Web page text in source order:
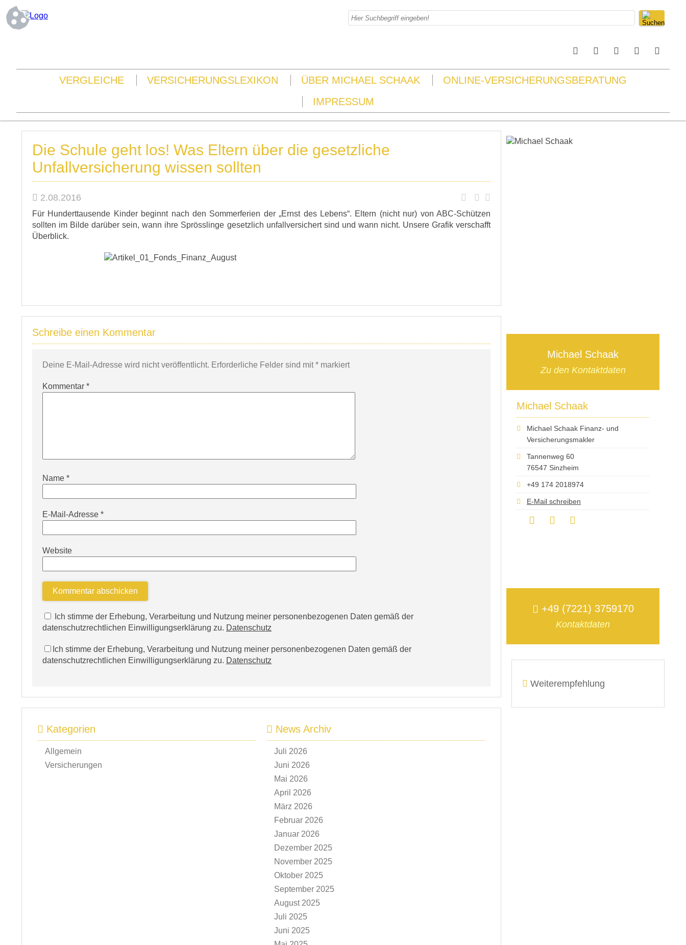
VERGLEICHE VERSICHERUNGSLEXIKON ÜBER MICHAEL SCHAAK
ONLINE-VERSICHERUNGSBERATUNG
IMPRESSUM
Michael Schaak
Zu den Kontaktdaten
Michael Schaak
Michael Schaak Finanz- und
Versicherungsmakler
Tannenweg 60
76547 Sinzheim
+49 174 2018974
E-Mail schreiben
+49 (7221) 3759170
Kontaktdaten
Weiterempfehlung
Die Schule geht los! Was Eltern über die gesetzliche
Unfallversicherung wissen sollten
2.08.2016
Für Hunderttausende Kinder beginnt nach den Sommerferien der „Ernst des Lebens“. Eltern (nicht nur) von ABC-Schützen
sollten im Bilde darüber sein, wann ihre Sprösslinge gesetzlich unfallversichert sind und wann nicht. Unsere Grafik verschafft
Überblick.
Schreibe einen Kommentar
Deine E-Mail-Adresse wird nicht veröffentlicht. Erforderliche Felder sind mit* markiert
Kommentar *
Name *
E-Mail-Adresse *
Website
Ich stimme der Erhebung, Verarbeitung und Nutzung meiner personenbezogenen Daten gemäß der
datenschutzrechtlichen Einwilligungserklärung zu. Datenschutz
Ich stimme der Erhebung, Verarbeitung und Nutzung meiner personenbezogenen Daten gemäß der
datenschutzrechtlichen Einwilligungserklärung zu. Datenschutz
Kategorien
Allgemein
Versicherungen
News Archiv
Juli 2026
Juni 2026
Mai 2026
April 2026
März 2026
Februar 2026
Januar 2026
Dezember 2025
November 2025
Oktober 2025
September 2025
August 2025
Juli 2025
Juni 2025